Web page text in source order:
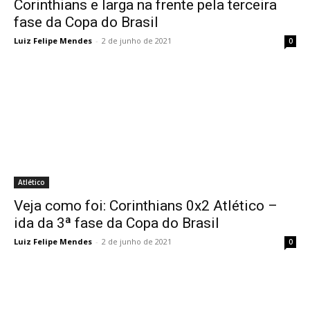
Corinthians e larga na frente pela terceira
fase da Copa do Brasil
Luiz Felipe Mendes - 2 de junho de 2021 0
Atlético
Veja como foi: Corinthians 0x2 Atlético –
ida da 3ª fase da Copa do Brasil
Luiz Felipe Mendes - 2 de junho de 2021 0